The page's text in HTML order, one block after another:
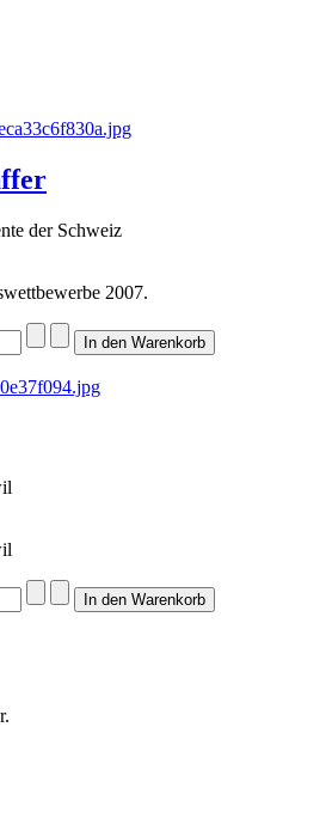
der Schweiz
2007.